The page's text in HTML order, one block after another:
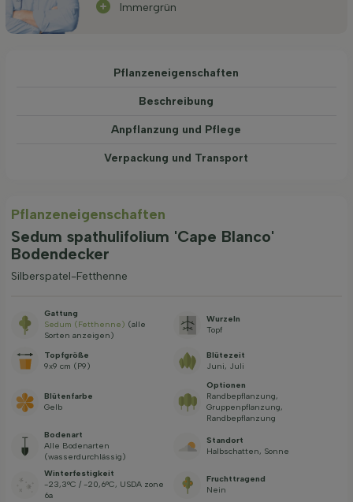
Immergrün
Pflanzeneigenschaften
Beschreibung
Anpflanzung und Pflege
Verpackung und Transport
Pflanzeneigenschaften
Sedum spathulifolium 'Cape Blanco'
Bodendecker
Silberspatel-Fetthenne
Gattung
Sedum (Fetthenne) (alle
Sorten anzeigen)
Wurzeln
Topf
Topfgröße
9x9 cm (P9)
Blütezeit
Juni, Juli
Blütenfarbe
Gelb
Optionen
Randbepflanzung,
Gruppenpflanzung,
Randbepflanzung
Bodenart
Alle Bodenarten
(wasserdurchlässig)
Standort
Halbschatten, Sonne
Winterfestigkeit
-23,3°C / -20,6°C, USDA zone
6a
Fruchttragend
Nein